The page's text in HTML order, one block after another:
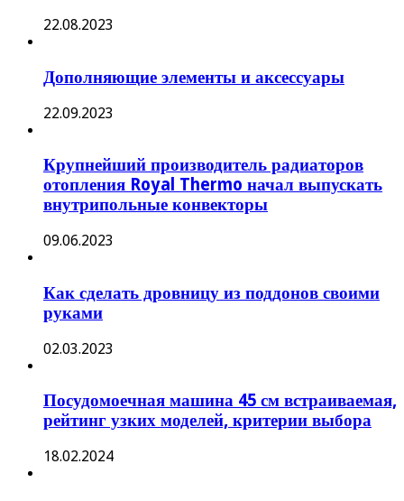
22.08.2023
Дополняющие элементы и аксессуары
22.09.2023
Крупнейший производитель радиаторов
отопления Royal Thermo начал выпускать
внутрипольные конвекторы
09.06.2023
Как сделать дровницу из поддонов своими
руками
02.03.2023
Посудомоечная машина 45 см встраиваемая,
рейтинг узких моделей, критерии выбора
18.02.2024